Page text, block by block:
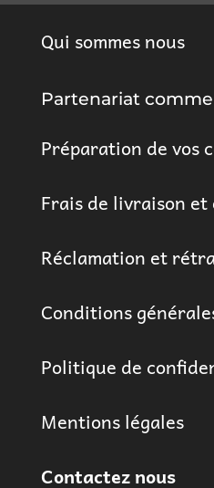
Qui sommes nous
Partenariat
Préparation de vos
Frais de livraison
Réclamation et
Conditions
Politique de
Mentions légales
Contactez nous